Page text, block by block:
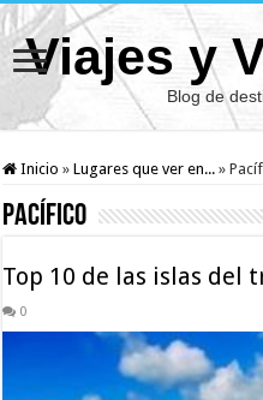
Viajes y
Blog de
Inicio » Lugares que ver en... »
Pacífico
Top 10 de las islas del
0